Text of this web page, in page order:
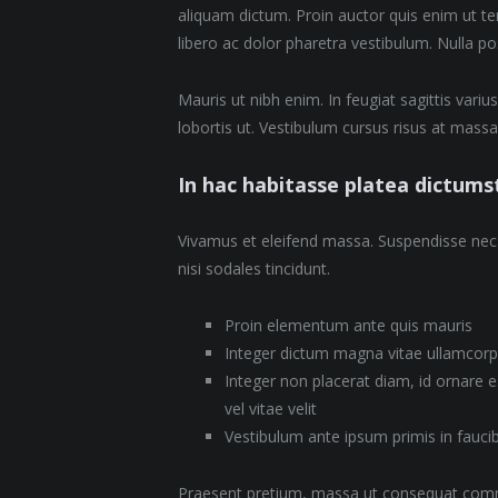
aliquam dictum. Proin auctor quis enim ut
libero ac dolor pharetra vestibulum. Nulla
Mauris ut nibh enim. In feugiat sagittis
lobortis ut. Vestibulum cursus risus at
In hac habitasse platea
Vivamus et eleifend massa. Suspendisse
nisi sodales tincidunt.
Proin elementum ante quis mauris
Integer dictum magna vitae
Integer non placerat diam, id ornare
vel vitae velit
Vestibulum ante ipsum primis in
Praesent pretium, massa ut consequat